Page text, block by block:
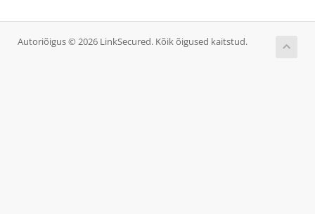
Autoriõigus © 2026 LinkSecured. Kõik õigused kaitstud.